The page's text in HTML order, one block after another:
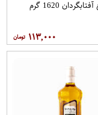
روغن مایع آفتابگردان 1620 گرم
۱۱۳,۰۰۰